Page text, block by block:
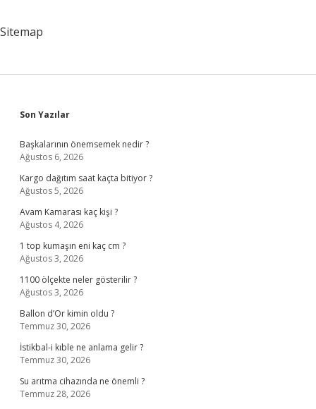
Sitemap
Sidebar
Son Yazılar
Başkalarının önemsemek nedir ?
Ağustos 6, 2026
Kargo dağıtım saat kaçta bitiyor ?
Ağustos 5, 2026
Avam Kamarası kaç kişi ?
Ağustos 4, 2026
1 top kumaşın eni kaç cm ?
Ağustos 3, 2026
1100 ölçekte neler gösterilir ?
Ağustos 3, 2026
Ballon d’Or kimin oldu ?
Temmuz 30, 2026
İstikbal-i kıble ne anlama gelir ?
Temmuz 30, 2026
Su arıtma cihazında ne önemli ?
Temmuz 28, 2026